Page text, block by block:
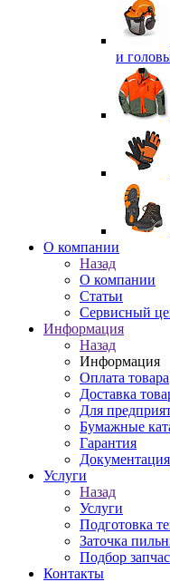
и
O компании
Назад
O компании
Статьи
Сервисный
Информация
Назад
Информация
Оплата товара
Доставка
Для
Бумажные
Гарантия
Документация
Услуги
Назад
Услуги
Подготовка
Заточка
Подбор
Контакты